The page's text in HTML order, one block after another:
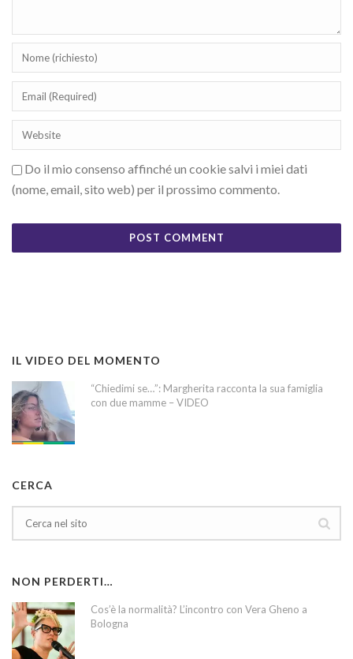
Do il mio consenso affinché un cookie salvi i miei dati
(nome, email, sito web) per il prossimo commento.
IL VIDEO DEL MOMENTO
“Chiedimi se…”: Margherita racconta la sua famiglia
con due mamme – VIDEO
CERCA
NON PERDERTI…
Cos’è la normalità? L’incontro con Vera Gheno a
Bologna